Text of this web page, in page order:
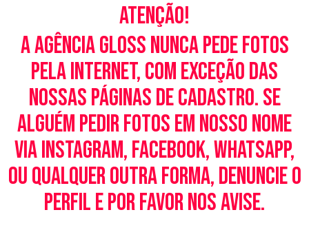
Atenção!
A Agência Gloss nunca pede fotos
pela Internet, com exceção das
nossas páginas de cadastro. Se
alguém pedir fotos em nosso nome
via Instagram, Facebook, WhatsApp,
ou qualquer outra forma, denuncie o
perfil e por favor nos avise.